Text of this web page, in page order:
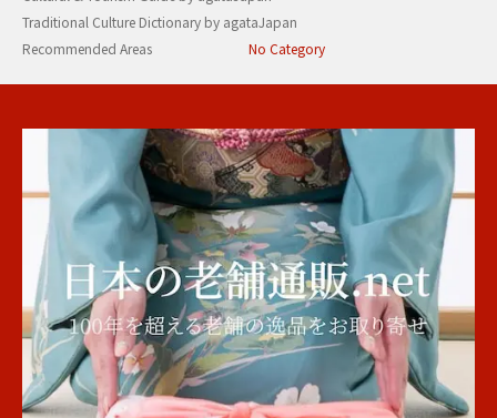
Traditional Culture Dictionary by agataJapan
Recommended Areas
No Category